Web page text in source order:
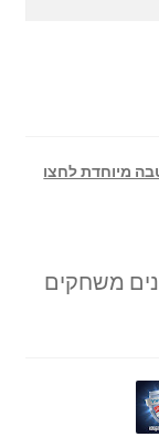
מיוחדת לחצו
משחקים